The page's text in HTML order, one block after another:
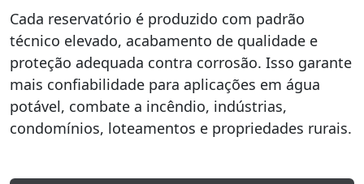
Cada reservatório é produzido com padrão
técnico elevado, acabamento de qualidade e
proteção adequada contra corrosão. Isso garante
mais confiabilidade para aplicações em água
potável, combate a incêndio, indústrias,
condomínios, loteamentos e propriedades rurais.